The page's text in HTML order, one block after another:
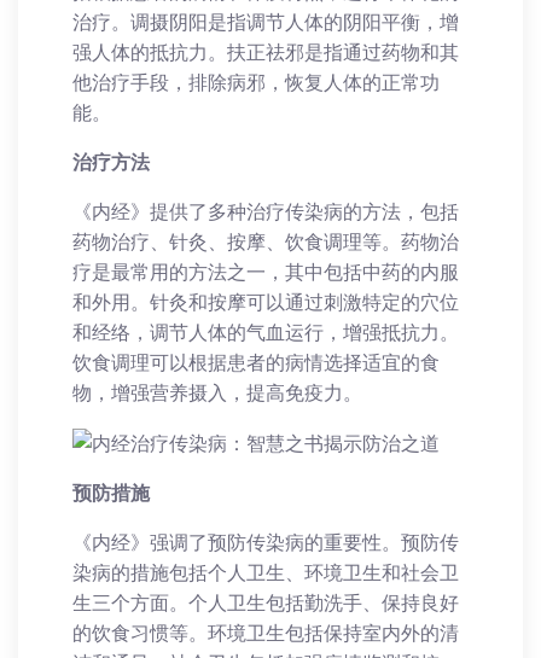
治疗。调摄阴阳是指调节人体的阴阳平衡，增
强人体的抵抗力。扶正祛邪是指通过药物和其
他治疗手段，排除病邪，恢复人体的正常功
能。
治疗方法
《内经》提供了多种治疗传染病的方法，包括
药物治疗、针灸、按摩、饮食调理等。药物治
疗是最常用的方法之一，其中包括中药的内服
和外用。针灸和按摩可以通过刺激特定的穴位
和经络，调节人体的气血运行，增强抵抗力。
饮食调理可以根据患者的病情选择适宜的食
物，增强营养摄入，提高免疫力。
预防措施
《内经》强调了预防传染病的重要性。预防传
染病的措施包括个人卫生、环境卫生和社会卫
生三个方面。个人卫生包括勤洗手、保持良好
的饮食习惯等。环境卫生包括保持室内外的清